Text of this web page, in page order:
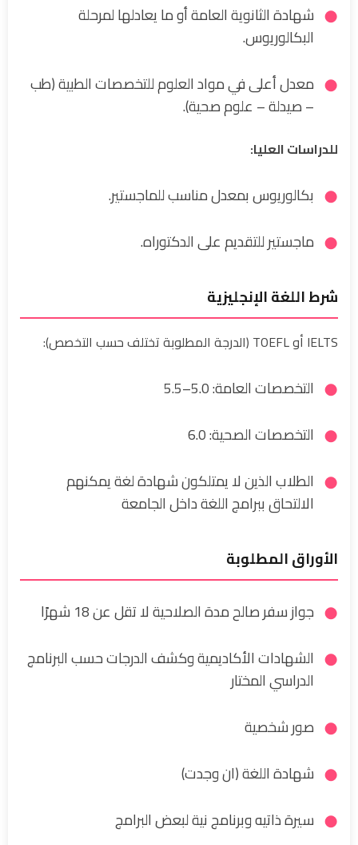
شهادة الثانوية العامة أو ما يعادلها لمرحلة
البكالوريوس.
معدل أعلى في مواد العلوم للتخصصات الطبية (طب
– صيدلة – علوم صحية).
للدراسات العليا:
بكالوريوس بمعدل مناسب للماجستير.
ماجستير للتقديم على الدكتوراه.
شرط اللغة الإنجليزية
IELTS أو TOEFL (الدرجة المطلوبة تختلف حسب التخصص):
التخصصات العامة: 5.0–5.5
التخصصات الصحية: 6.0
الطلاب الذين لا يمتلكون شهادة لغة يمكنهم
الالتحاق ببرامج اللغة داخل الجامعة
الأوراق المطلوبة
جواز سفر صالح مدة الصلاحية لا تقل عن 18 شهرًا
الشهادات الأكاديمية وكشف الدرجات حسب البرنامج
الدراسي المختار
صور شخصية
شهادة اللغة (ان وجدت)
سيرة ذاتيه وبرنامج نية لبعض البرامج